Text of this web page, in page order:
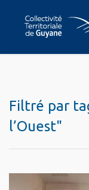
Filtré par
l’Ouest"